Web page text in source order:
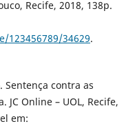
Recife, 2018, 138p.
34629.
Sentença contra as
Online – UOL, Recife,
em: